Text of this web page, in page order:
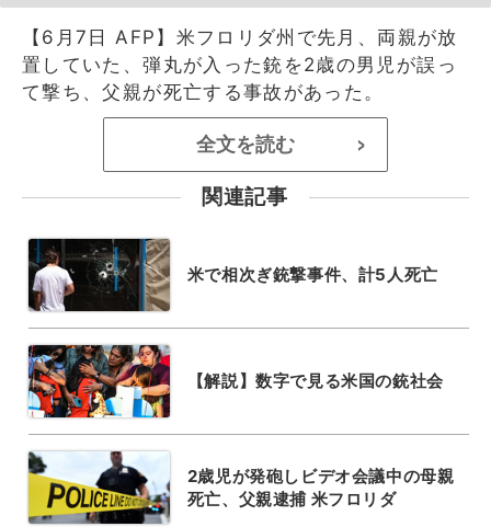
【6月7日 AFP】米フロリダ州で先月、両親が放
置していた、弾丸が入った銃を2歳の男児が誤っ
て撃ち、父親が死亡する事故があった。
全文を読む >
関連記事
米で相次ぎ銃撃事件、計5人死亡
【解説】数字で見る米国の銃社会
2歳児が発砲しビデオ会議中の母親
死亡、父親逮捕 米フロリダ